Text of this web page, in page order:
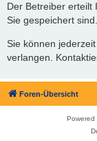
Der Betreiber erteilt
Sie gespeichert sind.
Sie können
verlangen.
Foren-Übersicht
Powered